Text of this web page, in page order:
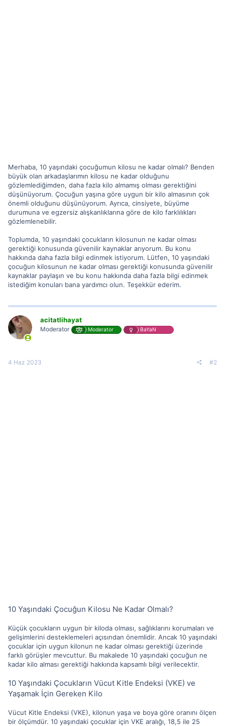
Merhaba, 10 yaşındaki çocuğumun kilosu ne kadar olmalı? Benden
büyük olan arkadaşlarımın kilosu ne kadar olduğunu
gözlemlediğimden, daha fazla kilo almamış olması gerektiğini
düşünüyorum. Çocuğun yaşına göre uygun bir kilo almasının çok
önemli olduğunu düşünüyorum. Ayrıca, cinsiyete, büyüme
durumuna ve egzersiz alışkanlıklarına göre de kilo farklılıkları
gözlemlenebilir.
Toplumda, 10 yaşındaki çocukların kilosunun ne kadar olması
gerektiği konusunda güvenilir kaynaklar arıyorum. Bu konu
hakkında daha fazla bilgi edinmek istiyorum. Lütfen, 10 yaşındaki
çocuğun kilosunun ne kadar olması gerektiği konusunda güvenilir
kaynaklar paylaşın ve bu konu hakkında daha fazla bilgi edinmek
istediğim konuları bana yardımcı olun. Teşekkür ederim.
acitatlihayat
Moderator Moderator BaYaN
4 Haz 2023 #2
10 Yaşındaki Çocuğun Kilosu Ne Kadar Olmalı?
Küçük çocukların uygun bir kiloda olması, sağlıklarını korumaları ve
gelişimlerini desteklemeleri açısından önemlidir. Ancak 10 yaşındaki
çocuklar için uygun kilonun ne kadar olması gerektiği üzerinde
farklı görüşler mevcuttur. Bu makalede 10 yaşındaki çocuğun ne
kadar kilo alması gerektiği hakkında kapsamlı bilgi verilecektir.
10 Yaşındaki Çocukların Vücut Kitle Endeksi (VKE) ve
Yaşamak İçin Gereken Kilo
Vücut Kitle Endeksi (VKE), kilonun yaşa ve boya göre oranını ölçen
bir ölçümdür. 10 yaşındaki çocuklar için VKE aralığı, 18,5 ile 25